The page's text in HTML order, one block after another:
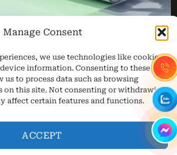
Manage Consent
we use technologies like cookies
information. Consenting to these
to process data such as browsing
on this site. Not consenting or withdrawing
affect certain features and functions.
ACCEPT
GIỚI THIỆU
CHỐNG THẤM
GIẢI PHÁP DỰ ÁN
TIN TỨC
KHẢO
LIÊN HỆ